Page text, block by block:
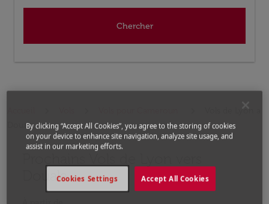
Chercher
Vols de Lyon a
Douala
Douala
By clicking “Accept All Cookies”, you agree to the storing of cookies
on your device to enhance site navigation, analyze site usage, and
assist in our marketing efforts.
Accept All Cookies
Cookies Settings